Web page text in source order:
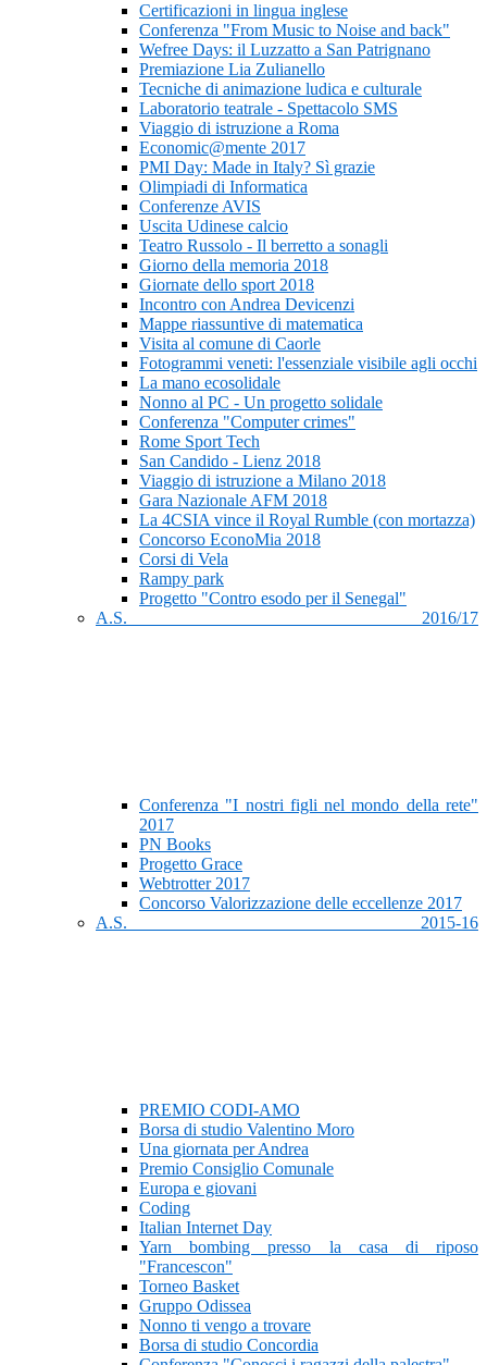
Certificazioni in lingua inglese
Conferenza "From Music to Noise and back"
Wefree Days: il Luzzatto a San Patrignano
Premiazione Lia Zulianello
Tecniche di animazione ludica e culturale
Laboratorio teatrale - Spettacolo SMS
Viaggio di istruzione a Roma
Economic@mente 2017
PMI Day: Made in Italy? Sì grazie
Olimpiadi di Informatica
Conferenze AVIS
Uscita Udinese calcio
Teatro Russolo - Il berretto a sonagli
Giorno della memoria 2018
Giornate dello sport 2018
Incontro con Andrea Devicenzi
Mappe riassuntive di matematica
Visita al comune di Caorle
Fotogrammi veneti: l'essenziale visibile agli occhi
La mano ecosolidale
Nonno al PC - Un progetto solidale
Conferenza "Computer crimes"
Rome Sport Tech
San Candido - Lienz 2018
Viaggio di istruzione a Milano 2018
Gara Nazionale AFM 2018
La 4CSIA vince il Royal Rumble (con mortazza)
Concorso EconoMia 2018
Corsi di Vela
Rampy park
Progetto "Contro esodo per il Senegal"
A.S. 2016/17
Conferenza "I nostri figli nel mondo della rete"
2017
PN Books
Progetto Grace
Webtrotter 2017
Concorso Valorizzazione delle eccellenze 2017
A.S. 2015-16
PREMIO CODI-AMO
Borsa di studio Valentino Moro
Una giornata per Andrea
Premio Consiglio Comunale
Europa e giovani
Coding
Italian Internet Day
Yarn bombing presso la casa di riposo
"Francescon"
Torneo Basket
Gruppo Odissea
Nonno ti vengo a trovare
Borsa di studio Concordia